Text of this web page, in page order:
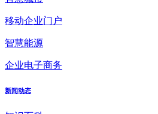
移动企业门户
智慧能源
企业电子商务
新闻动态